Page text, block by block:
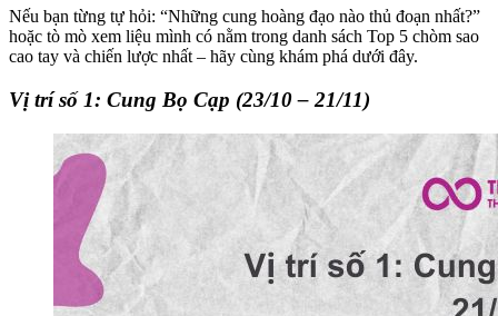
Nếu bạn từng tự hỏi: “Những cung hoàng đạo nào thủ đoạn nhất?”
hoặc tò mò xem liệu mình có nằm trong danh sách Top 5 chòm sao
cao tay và chiến lược nhất – hãy cùng khám phá dưới đây.
Vị trí số 1: Cung Bọ Cạp (23/10 – 21/11)